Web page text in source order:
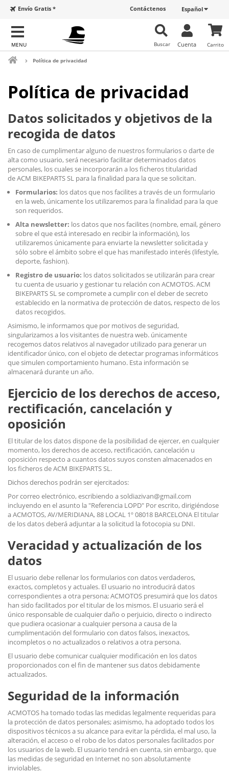
Español
Contáctenos
Envío Gratis *
Carrito
Cuenta
Buscar
Política de privacidad
Política de privacidad
Datos solicitados y objetivos de la
recogida de datos
En caso de cumplimentar alguno de nuestros formularios o darte de
alta como usuario, será necesario facilitar determinados datos
personales, los cuales se incorporarán a los ficheros titularidad
de ACM BIKEPARTS SL para la finalidad para la que se solicitan.
Formularios: los datos que nos facilites a través de un formulario
en la web, únicamente los utilizaremos para la finalidad para la que
son requeridos.
Alta newsletter: los datos que nos facilites (nombre, email, género
sobre el que está interesado en recibir la información), los
utilizaremos únicamente para enviarte la newsletter solicitada y
sólo sobre el ámbito sobre el que has manifestado interés (lifestyle,
deporte, fashion).
Registro de usuario: los datos solicitados se utilizarán para crear
tu cuenta de usuario y gestionar tu relación con ACMOTOS. ACM
BIKEPARTS SL se compromete a cumplir con el deber de secreto
establecido en la normativa de protección de datos, respecto de los
datos recogidos.
Asimismo, le informamos que por motivos de seguridad,
singularizamos a los visitantes de nuestra web. únicamente
recogemos datos relativos al navegador utilizado para generar un
identificador único, con el objeto de detectar programas informáticos
que simulen comportamiento humano. Esta información se
almacenará durante un año.
Ejercicio de los derechos de acceso,
rectificación, cancelación y
oposición
El titular de los datos dispone de la posibilidad de ejercer, en cualquier
momento, los derechos de acceso, rectificación, cancelación u
oposición respecto a cuantos datos suyos consten almacenados en
los ficheros de ACM BIKEPARTS SL.
Dichos derechos podrán ser ejercitados:
Por correo electrónico, escribiendo a soldiazivan@gmail.com
incluyendo en el asunto la "Referencia LOPD" Por escrito, dirigiéndose
a ACMOTOS, AV/MERIDIANA, 88 LOCAL 1º 08018 BARCELONA El titular
de los datos deberá adjuntar a la solicitud la fotocopia su DNI.
Veracidad y actualización de los
datos
El usuario debe rellenar los formularios con datos verdaderos,
exactos, completos y actuales. El usuario no introducirá datos
correspondientes a otra persona; ACMOTOS presumirá que los datos
han sido facilitados por el titular de los mismos. El usuario será el
único responsable de cualquier daño o perjuicio, directo o indirecto
que pudiera ocasionar a cualquier persona a causa de la
cumplimentación del formulario con datos falsos, inexactos,
incompletos o no actualizados o relativos a otra persona.
El usuario debe comunicar cualquier modificación en los datos
proporcionados con el fin de mantener sus datos debidamente
actualizados.
Seguridad de la información
ACMOTOS ha tomado todas las medidas legalmente requeridas para
la protección de datos personales; asimismo, ha adoptado todos los
dispositivos técnicos a su alcance para evitar la pérdida, el mal uso, la
alteración, el acceso o el robo de los datos personales facilitados por
los usuarios de la web. El usuario tendrá en cuenta, sin embargo, que
las medidas de seguridad en Internet no son absolutamente
inviolables.